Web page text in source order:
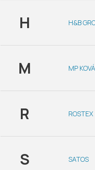
H H&B
M MP
R ROSTEX
S SATOS